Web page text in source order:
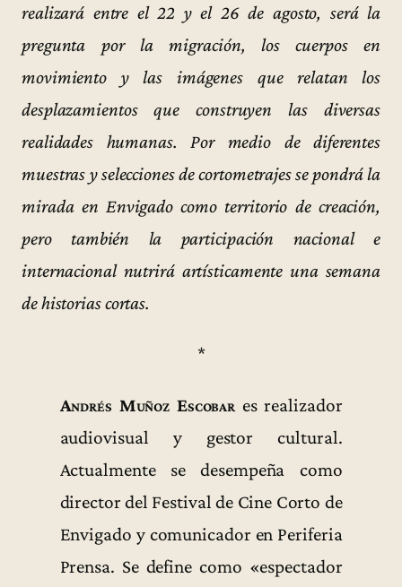
realizará entre el 22 y el 26 de agosto, será la
pregunta por la migración, los cuerpos en
movimiento y las imágenes que relatan los
desplazamientos que construyen las diversas
realidades humanas. Por medio de diferentes
muestras y selecciones de cortometrajes se pondrá la
mirada en Envigado como territorio de creación,
pero también la participación nacional e
internacional nutrirá artísticamente una semana
de historias cortas.
*
Andrés Muñoz Escobares realizador
audiovisual y gestor cultural.
Actualmente se desempeña como
director del Festival de Cine Corto de
Envigado y comunicador en Periferia
Prensa. Se define como «espectador